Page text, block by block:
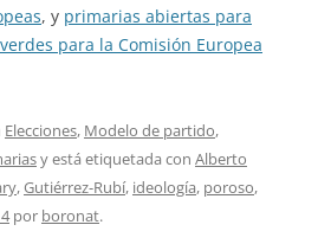
, y primarias abiertas para
para la Comisión Europea
Elecciones, Modelo de partido,
y está etiquetada con Alberto
,Gutiérrez-Rubí, ideología, poroso,
por boronat.